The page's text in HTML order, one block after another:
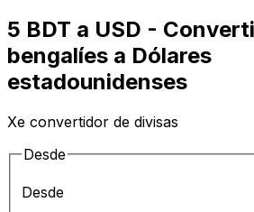
5 BDT a USD -
bengalíes a Dólares
estadounidenses
Xe convertidor de divisas
Desde
Desde